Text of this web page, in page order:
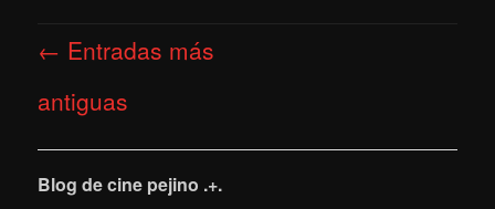
de
← Entradas más
antiguas
Blog de cine pejino .+.